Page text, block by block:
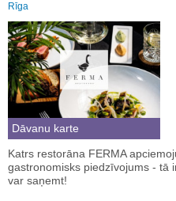
Rīga
Dāvanu karte
Katrs restorāna FERMA
gastronomisks piedzīvojums - tā
var saņemt!